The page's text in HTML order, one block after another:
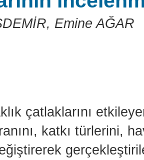
Emine AĞAR
çatlaklarını
katkı türlerini,